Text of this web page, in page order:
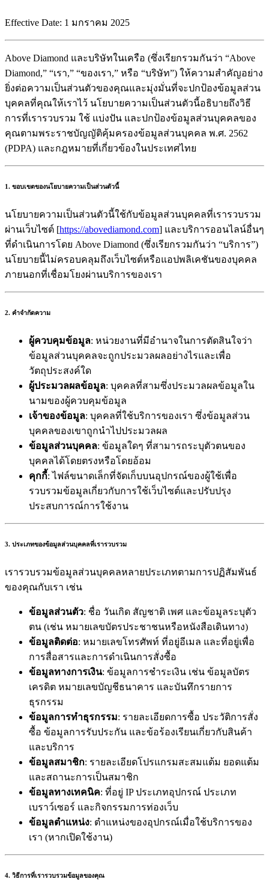
Effective Date: 1 มกราคม 2025
Above Diamond และบริษัทในเครือ (ซึ่งเรียกรวมกันว่า “Above
Diamond,” “เรา,” “ของเรา,” หรือ “บริษัท”) ให้ความสำคัญอย่าง
ยิ่งต่อความเป็นส่วนตัวของคุณและมุ่งมั่นที่จะปกป้องข้อมูลส่วน
บุคคลที่คุณให้เราไว้ นโยบายความเป็นส่วนตัวนี้อธิบายถึงวิธี
การที่เรารวบรวม ใช้ แบ่งปัน และปกป้องข้อมูลส่วนบุคคลของ
คุณตามพระราชบัญญัติคุ้มครองข้อมูลส่วนบุคคล พ.ศ. 2562
(PDPA) และกฎหมายที่เกี่ยวข้องในประเทศไทย
1. ขอบเขตของนโยบายความเป็นส่วนตัวนี้
นโยบายความเป็นส่วนตัวนี้ใช้กับข้อมูลส่วนบุคคลที่เรารวบรวม
ผ่านเว็บไซต์ [https://abovediamond.com] และบริการออนไลน์อื่นๆ
ที่ดำเนินการโดย Above Diamond (ซึ่งเรียกรวมกันว่า “บริการ”)
นโยบายนี้ไม่ครอบคลุมถึงเว็บไซต์หรือแอปพลิเคชันของบุคคล
ภายนอกที่เชื่อมโยงผ่านบริการของเรา
2. คำจำกัดความ
ผู้ควบคุมข้อมูล: หน่วยงานที่มีอำนาจในการตัดสินใจว่า
ข้อมูลส่วนบุคคลจะถูกประมวลผลอย่างไรและเพื่อ
วัตถุประสงค์ใด
ผู้ประมวลผลข้อมูล: บุคคลที่สามซึ่งประมวลผลข้อมูลใน
นามของผู้ควบคุมข้อมูล
เจ้าของข้อมูล: บุคคลที่ใช้บริการของเรา ซึ่งข้อมูลส่วน
บุคคลของเขาถูกนำไปประมวลผล
ข้อมูลส่วนบุคคล: ข้อมูลใดๆ ที่สามารถระบุตัวตนของ
บุคคลได้โดยตรงหรือโดยอ้อม
คุกกี้: ไฟล์ขนาดเล็กที่จัดเก็บบนอุปกรณ์ของผู้ใช้เพื่อ
รวบรวมข้อมูลเกี่ยวกับการใช้เว็บไซต์และปรับปรุง
ประสบการณ์การใช้งาน
3. ประเภทของข้อมูลส่วนบุคคลที่เรารวบรวม
เรารวบรวมข้อมูลส่วนบุคคลหลายประเภทตามการปฏิสัมพันธ์
ของคุณกับเรา เช่น
ข้อมูลส่วนตัว: ชื่อ วันเกิด สัญชาติ เพศ และข้อมูลระบุตัว
ตน (เช่น หมายเลขบัตรประชาชนหรือหนังสือเดินทาง)
ข้อมูลติดต่อ: หมายเลขโทรศัพท์ ที่อยู่อีเมล และที่อยู่เพื่อ
การสื่อสารและการดำเนินการสั่งซื้อ
ข้อมูลทางการเงิน: ข้อมูลการชำระเงิน เช่น ข้อมูลบัตร
เครดิต หมายเลขบัญชีธนาคาร และบันทึกรายการ
ธุรกรรม
ข้อมูลการทำธุรกรรม: รายละเอียดการซื้อ ประวัติการสั่ง
ซื้อ ข้อมูลการรับประกัน และข้อร้องเรียนเกี่ยวกับสินค้า
และบริการ
ข้อมูลสมาชิก: รายละเอียดโปรแกรมสะสมแต้ม ยอดแต้ม
และสถานะการเป็นสมาชิก
ข้อมูลทางเทคนิค: ที่อยู่ IP ประเภทอุปกรณ์ ประเภท
เบราว์เซอร์ และกิจกรรมการท่องเว็บ
ข้อมูลตำแหน่ง: ตำแหน่งของอุปกรณ์เมื่อใช้บริการของ
เรา (หากเปิดใช้งาน)
4. วิธีการที่เรารวบรวมข้อมูลของคุณ